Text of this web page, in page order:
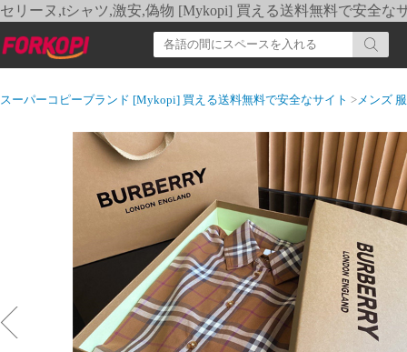
セリーヌ,tシャツ,激安,偽物 [Mykopi] 買える送料無料で安全な
スーパーコピーブランド [Mykopi] 買える送料無料で安全なサイト >メンズ 服